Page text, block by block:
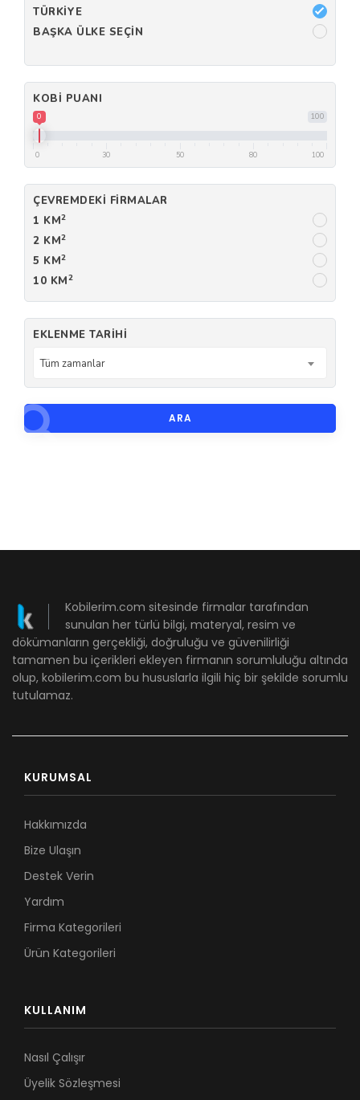
TÜRKIYE
BAŞKA ÜLKE SEÇIN
KOBI PUANI
100
0
0 30 50 80 100
ÇEVREMDEKI FIRMALAR
1 KM2
2 KM2
5 KM2
10 KM2
EKLENME TARIHI
Tüm zamanlar
ARA
Kobilerim.com sitesinde firmalar tarafından
sunulan her türlü bilgi, materyal, resim ve
dökümanların gerçekliği, doğruluğu ve güvenilirliği
tamamen bu içerikleri ekleyen firmanın sorumluluğu altında
olup, kobilerim.com bu hususlarla ilgili hiç bir şekilde sorumlu
tutulamaz.
KURUMSAL
Hakkımızda
Bize Ulaşın
Destek Verin
Yardım
Firma Kategorileri
Ürün Kategorileri
KULLANIM
Nasıl Çalışır
Üyelik Sözleşmesi